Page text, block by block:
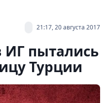
21:17, 20 августа 2017
ИГ пытались
Турции